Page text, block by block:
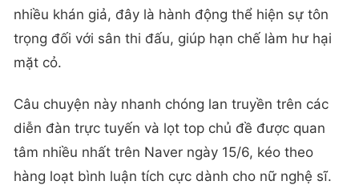
nhiều khán giả, đây là hành động thể hiện sự tôn
trọng đối với sân thi đấu, giúp hạn chế làm hư hại
mặt cỏ.
Câu chuyện này nhanh chóng lan truyền trên các
diễn đàn trực tuyến và lọt top chủ đề được quan
tâm nhiều nhất trên Naver ngày 15/6, kéo theo
hàng loạt bình luận tích cực dành cho nữ nghệ sĩ.